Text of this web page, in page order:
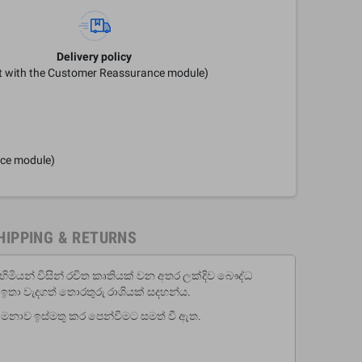
Delivery policy
with the Customer Reassurance module)
module)
& RETURNS
හිමියන් විසින් රචිත කෘතියක් වන අතර ලක්දිව බෞද්ධ
වැදගත් තොරතුරු රාශියක් සදහන්ය.
ඉස්මතු කර පෙන්වීමට සමත් වී ඇත.